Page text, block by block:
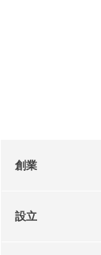
創業
設立